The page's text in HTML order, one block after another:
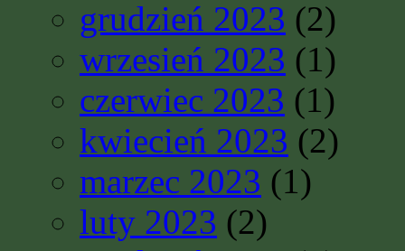
grudzień 2023 (2)
wrzesień 2023 (1)
czerwiec 2023 (1)
kwiecień 2023 (2)
marzec 2023 (1)
luty 2023 (2)